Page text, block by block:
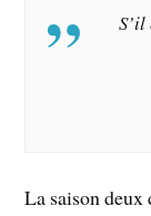
La saison